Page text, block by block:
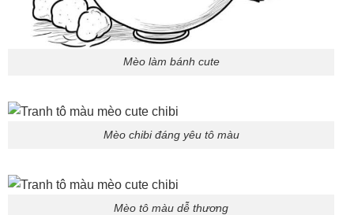
Mèo làm bánh cute
Mèo chibi đáng yêu tô màu
Mèo tô màu dễ thương